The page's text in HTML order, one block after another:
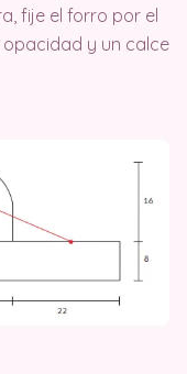
fije el forro por el
y un calce